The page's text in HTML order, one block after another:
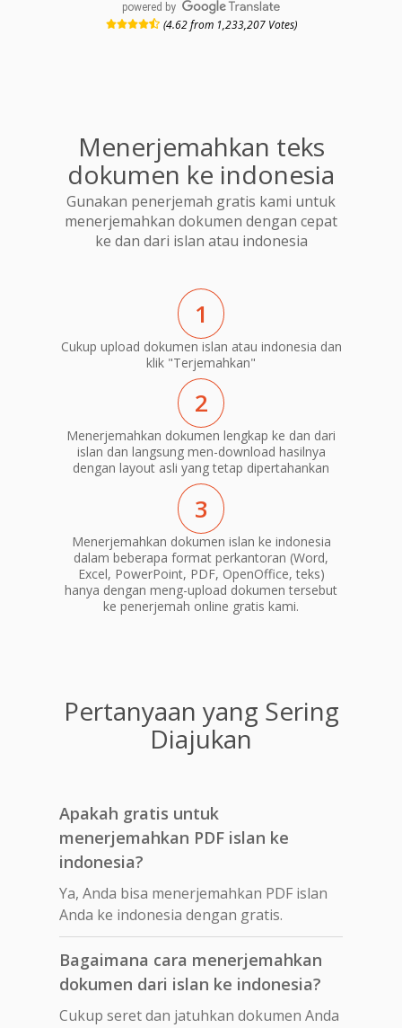
powered by
(4.62 from 1,233,207 Votes)
Menerjemahkan teks
dokumen ke indonesia
Gunakan penerjemah gratis kami untuk
menerjemahkan dokumen dengan cepat
ke dan dari islan atau indonesia
1
Cukup upload dokumen islan atau indonesia dan
klik "Terjemahkan"
2
Menerjemahkan dokumen lengkap ke dan dari
islan dan langsung men-download hasilnya
dengan layout asli yang tetap dipertahankan
3
Menerjemahkan dokumen islan ke indonesia
dalam beberapa format perkantoran (Word,
Excel, PowerPoint, PDF, OpenOffice, teks)
hanya dengan meng-upload dokumen tersebut
ke penerjemah online gratis kami.
Pertanyaan yang Sering
Diajukan
Apakah gratis untuk
menerjemahkan PDF islan ke
indonesia?
Ya, Anda bisa menerjemahkan PDF islan
Anda ke indonesia dengan gratis.
Bagaimana cara menerjemahkan
dokumen dari islan ke indonesia?
Cukup seret dan jatuhkan dokumen Anda